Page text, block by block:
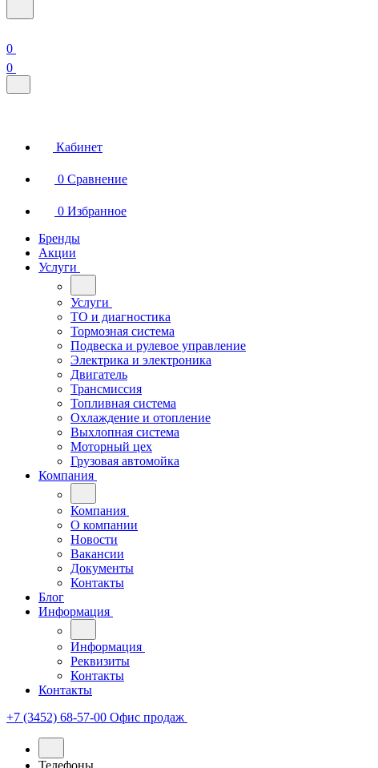
0
0
Кабинет
0 Сравнение
0 Избранное
Бренды
Акции
Услуги
Услуги
ТО и диагностика
Тормозная система
Подвеска и рулевое управление
Электрика и электроника
Двигатель
Трансмиссия
Топливная система
Охлаждение и отопление
Выхлопная система
Моторный цех
Грузовая автомойка
Компания
Компания
О компании
Новости
Вакансии
Документы
Контакты
Блог
Информация
Информация
Реквизиты
Контакты
Контакты
+7 (3452) 68-57-00 Офис продаж
Телефоны